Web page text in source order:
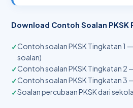
Download Contoh Soalan PKSK
Contoh soalan PKSK Tingkatan 1
soalan)
Contoh soalan PKSK Tingkatan 2
Contoh soalan PKSK Tingkatan 3
Soalan percubaan PKSK dari